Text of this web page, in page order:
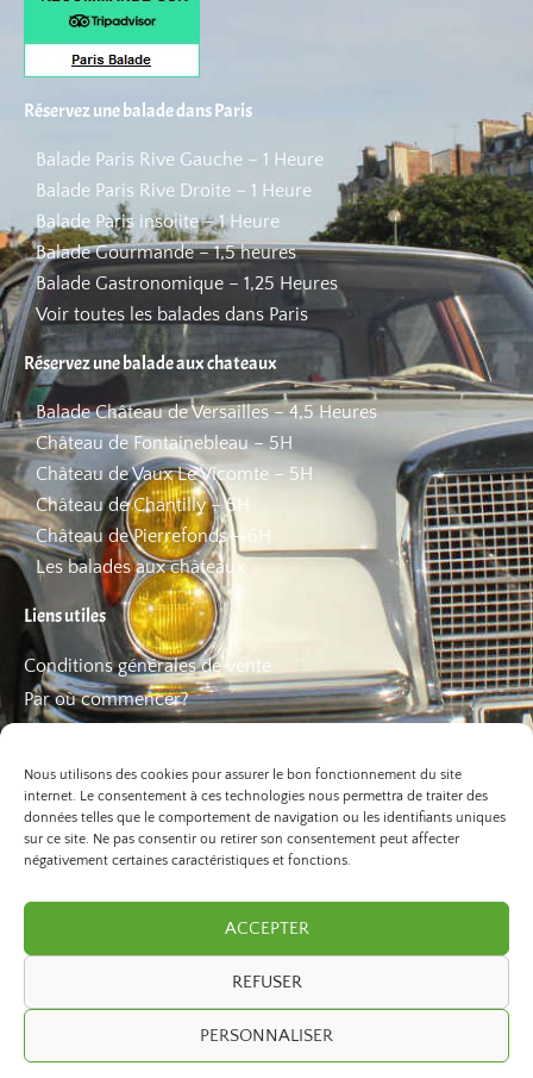
Nous utilisons des cookies pour assurer le bon fonctionnement du site
internet. Le consentement à ces technologies nous permettra de traiter des
données telles que le comportement de navigation ou les identifiants uniques
sur ce site. Ne pas consentir ou retirer son consentement peut affecter
négativement certaines caractéristiques et fonctions.
ACCEPTER
REFUSER
PERSONNALISER
Réservez une balade dans Paris
Balade Paris Rive Gauche – 1 Heure
Balade Paris Rive Droite – 1 Heure
Balade Paris insolite – 1 Heure
Balade Gourmande – 1,5 heures
Balade Gastronomique – 1,25 Heures
Voir toutes les balades dans Paris
Réservez une balade aux chateaux
Balade Château de Versailles – 4,5 Heures
Château de Fontainebleau – 5H
Château de Vaux Le Vicomte – 5H
Château de Chantilly – 5H
Château de Pierrefonds – 6H
Les balades aux châteaux
Liens utiles
Conditions générales de vente
Par où commencer?
Les bons plans
©2026 Paris Balade. Tous droits réservé.